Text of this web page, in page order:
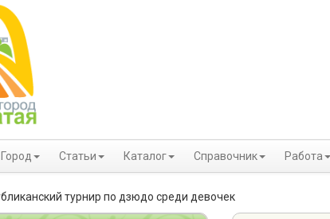
Город Статьи Каталог Справочник Работа
турнир по дзюдо среди девочек